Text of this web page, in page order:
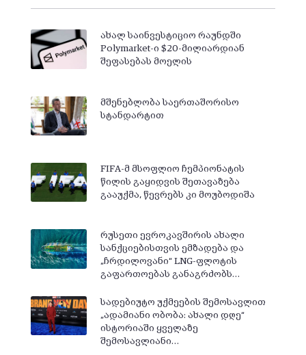
ახალ საინვესტიციო რაუნდში
Polymarket-ი $20-მილიარდიან
შეფასებას მოელის
მშენებლობა საერთაშორისო
სტანდარტით
FIFA-მ მსოფლიო ჩემპიონატის
წილის გაყიდვის შეთავაზება
გააუქმა, წევრებს კი მოუბოდიშა
რუსეთი ევროკავშირის ახალი
სანქციებისთვის ემზადება და
„ჩრდილოვანი“ LNG-ფლოტის
გაფართოებას განაგრძობს…
სადებიუტო უქმეების შემოსავლით
„ადამიანი ობობა: ახალი დღე“
ისტორიაში ყველაზე
შემოსავლიანი…